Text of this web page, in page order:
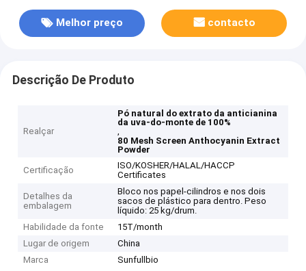
Melhor preço contacto
Descrição De Produto
Realçar
Pó natural do extrato da anticianina
da uva-do-monte de 100%
,
80 Mesh Screen Anthocyanin Extract
Powder
Certificação
ISO/KOSHER/HALAL/HACCP
Certificates
Detalhes da
embalagem
Bloco nos papel-cilindros e nos dois
sacos de plástico para dentro. Peso
líquido: 25 kg/drum.
Habilidade da fonte
15T/month
Lugar de origem
China
Marca
Sunfullbio